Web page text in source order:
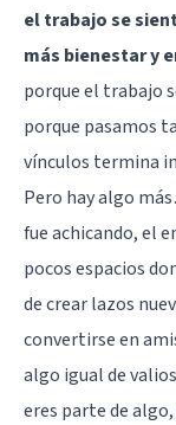
el trabajo se
más bienestar y
porque el trabajo
porque pasamos
vínculos termina
Pero hay algo
fue achicando, el
pocos espacios
de crear lazos
convertirse en
algo igual de
eres parte de